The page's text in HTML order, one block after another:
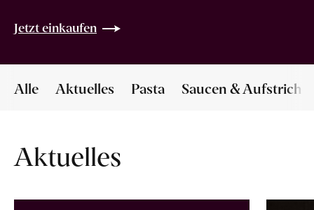
Jetzt einkaufen
Alle Aktuelles Pasta Saucen & Aufstriche
Aktuelles